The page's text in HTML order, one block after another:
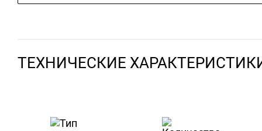
ТЕХНИЧЕСКИЕ